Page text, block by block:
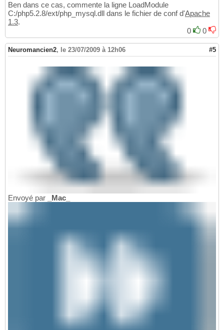
Ben dans ce cas, commente la ligne LoadModule
C:/php5.2.8/ext/php_mysql.dll dans le fichier de conf d'Apache
1.3.
0
0
Neuromancien2, le 23/07/2009 à 12h06 #5
Envoyé par _Mac_